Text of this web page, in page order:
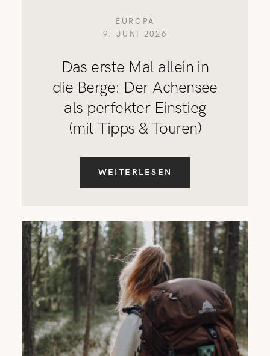
EUROPA
9. JUNI 2026
Das erste Mal allein in
die Berge: Der Achensee
als perfekter Einstieg
(mit Tipps & Touren)
WEITERLESEN